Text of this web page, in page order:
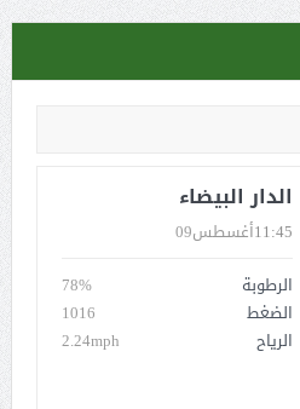
الدار البيضاء
أغسطس0911:45
الرطوبة
78%
الضغط
1016
الرياح
2.24mph